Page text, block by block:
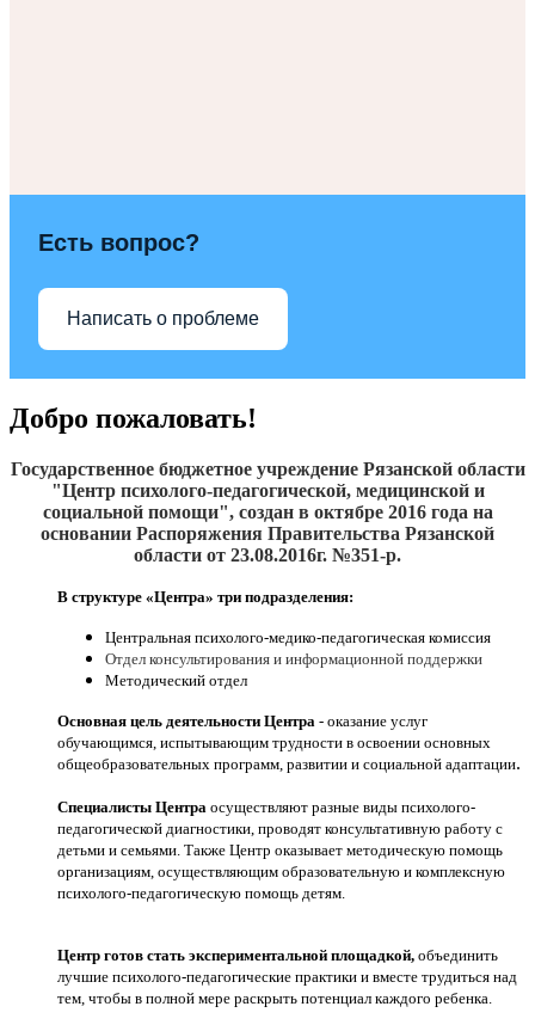
Есть вопрос?
Написать о проблеме
Добро пожаловать!
Государственное бюджетное учреждение Рязанской области
"Центр психолого-педагогической, медицинской и
социальной помощи", создан в октябре 2016года на
основании Распоряжения Правительства Рязанской
области от 23.08.2016г. №351-р.
В структуре «Центра» три подразделения:
Центральная психолого-медико-педагогическая комиссия
Отдел консультирования и информационной поддержки
Методический отдел
Основная цель деятельности Центра - оказание услуг
обучающимся, испытывающим трудности в освоении основных
общеобразовательных программ, развитии и социальной адаптации.
Специалисты Центра осуществляют разные виды психолого-
педагогической диагностики, проводят консультативную работу с
детьми и семьями. Также Центр оказывает методическую помощь
организациям, осуществляющим образовательную и комплексную
психолого-педагогическую помощь детям.
Центр готов стать экспериментальной площадкой, объединить
лучшие психолого-педагогические практики и вместе трудиться над
тем, чтобы в полной мере раскрыть потенциал каждого ребенка.